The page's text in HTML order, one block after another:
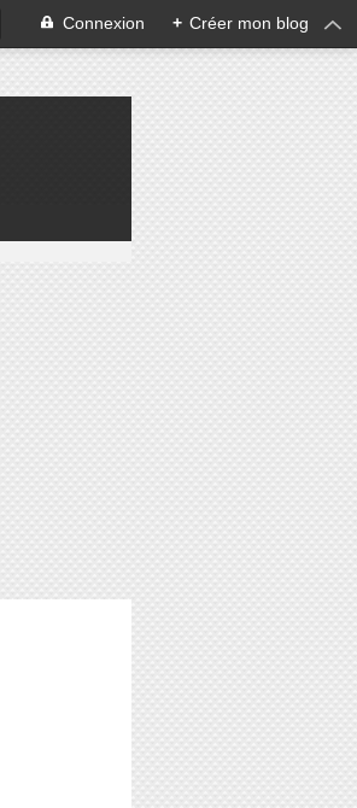
Connexion + Créer mon blog